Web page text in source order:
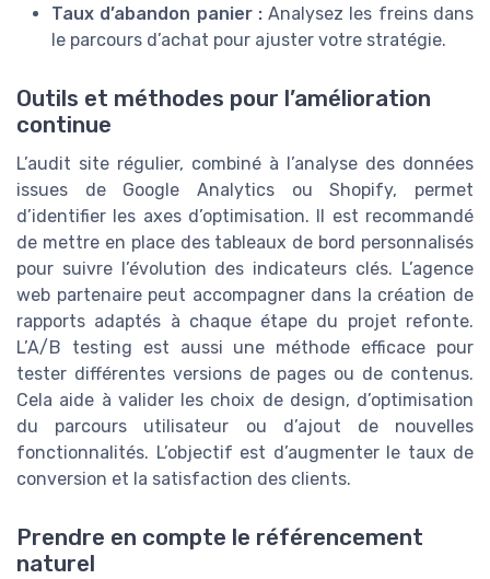
Taux d’abandon panier :Analysez les freins dans
le parcours d’achat pour ajuster votre stratégie.
Outils et méthodes pour l’amélioration
continue
L’audit site régulier, combiné à l’analyse des données
issues de Google Analytics ou Shopify, permet
d’identifier les axes d’optimisation. Il est recommandé
de mettre en place des tableaux de bord personnalisés
pour suivre l’évolution des indicateurs clés. L’agence
web partenaire peut accompagner dans la création de
rapports adaptés à chaque étape du projet refonte.
L’A/B testing est aussi une méthode efficace pour
tester différentes versions de pages ou de contenus.
Cela aide à valider les choix de design, d’optimisation
du parcours utilisateur ou d’ajout de nouvelles
fonctionnalités. L’objectif est d’augmenter le taux de
conversion et la satisfaction des clients.
Prendre en compte le référencement
naturel